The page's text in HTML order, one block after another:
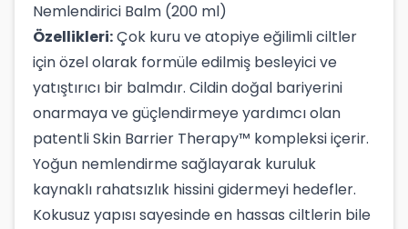
Nemlendirici Balm (200 ml)
Özellikleri:Çok kuru ve atopiye eğilimli ciltler
için özel olarak formüle edilmiş besleyici ve
yatıştırıcı bir balmdır. Cildin doğal bariyerini
onarmaya ve güçlendirmeye yardımcı olan
patentli Skin Barrier Therapy™ kompleksi içerir.
Yoğun nemlendirme sağlayarak kuruluk
kaynaklı rahatsızlık hissini gidermeyi hedefler.
Kokusuz yapısı sayesinde en hassas ciltlerin bile